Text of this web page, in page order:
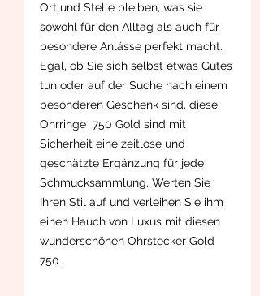
Ort und Stelle bleiben, was sie
sowohl für den Alltag als auch für
besondere Anlässe perfekt macht.
Egal, ob Sie sich selbst etwas Gutes
tun oder auf der Suche nach einem
besonderen Geschenk sind, diese
Ohrringe 750 Gold sind mit
Sicherheit eine zeitlose und
geschätzte Ergänzung für jede
Schmucksammlung. Werten Sie
Ihren Stil auf und verleihen Sie ihm
einen Hauch von Luxus mit diesen
wunderschönen Ohrstecker Gold
750 .